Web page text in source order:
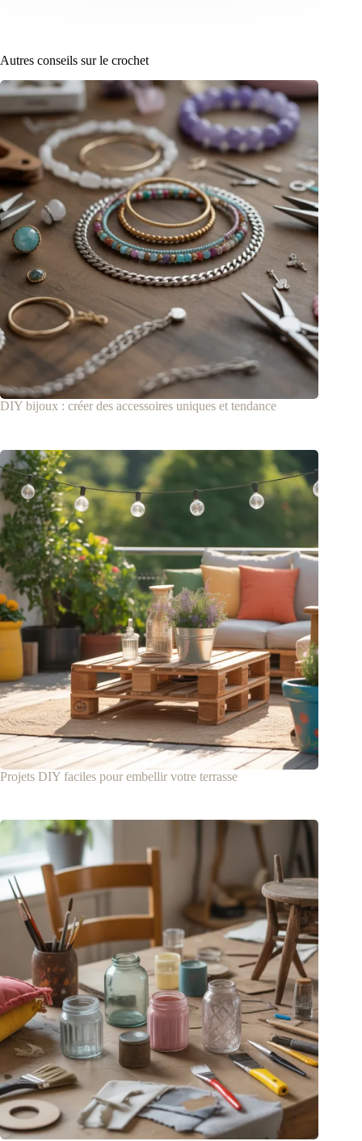
Autres conseils sur le crochet
DIY bijoux : créer des accessoires uniques et tendance
Projets DIY faciles pour embellir votre terrasse